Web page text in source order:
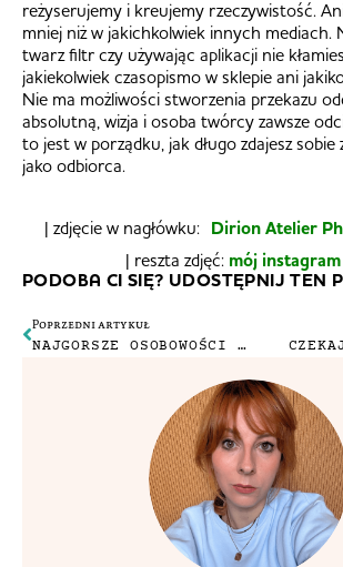
reżyserujemy i kreujemy rzeczywistość.
mniej niż w jakichkolwiek innych mediach.
twarz filtr czy używając aplikacji nie
jakiekolwiek czasopismo w sklepie ani
Nie ma możliwości stworzenia przekazu
absolutną, wizja i osoba twórcy zawsze
to jest w porządku, jak długo zdajesz sobie
jako odbiorca.
| zdjęcie w nagłówku: Dirion Atelier
| reszta zdjęć: mój instagram
PODOBA CI SIĘ? UDOSTĘPNIJ TEN
Poprzedni artykuł
NAJGORSZE OSOBOWOŚCI INTERNETU